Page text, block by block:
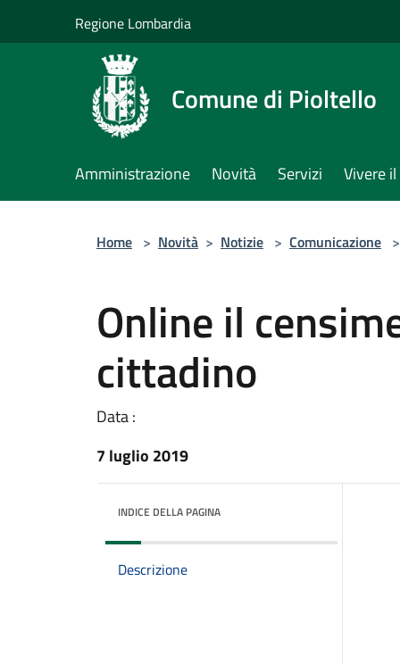
Regione Lombardia
Comune di Pioltello
Amministrazione Novità Servizi Vivere
Home > Novità > Notizie > Comunicazione >
Online il
cittadino
Data :
7 luglio 2019
INDICE DELLA PAGINA
Descrizione